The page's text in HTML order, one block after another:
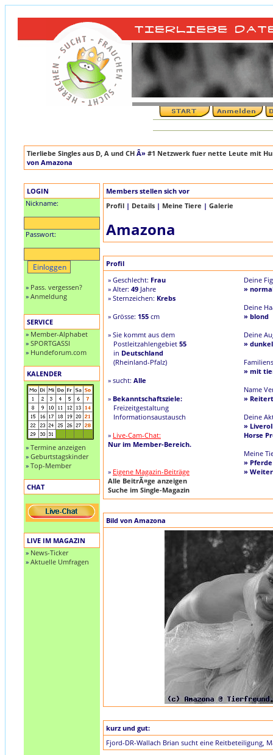
Tierliebe Singles aus D, A und CH Â» #1 Netzwerk fuer nette Leute mit
von Amazona
LOGIN
Nickname:
Passwort:
» Pass. vergessen?
» Anmeldung
SERVICE
» Member-Alphabet
» SPORTGASSI
» Hundeforum.com
KALENDER
» Termine anzeigen
» Geburtstagskinder
» Top-Member
CHAT
LIVE IM MAGAZIN
» News-Ticker
» Aktuelle Umfragen
Members stellen sich vor
Profil | Details | Meine Tiere | Galerie
Amazona
Profil
» Geschlecht: Frau
» Alter: 49 Jahre
» Sternzeichen: Krebs
» Grösse: 155 cm
» Sie kommt aus dem
Postleitzahlengebiet 55
in Deutschland
(Rheinland-Pfalz)
» sucht: Alle
» Bekanntschaftsziele:
Freizeitgestaltung
Informationsaustausch
» Live-Cam-Chat:
Nur im Member-Bereich.
» Eigene Magazin-Beiträge
Alle BeitrÃ¤ge anzeigen
Suche im Single-Magazin
Deine
»
Deine
» blond
Deine
»
» mit
Name
»
Deine
»
Horse
Meine
» Pferde
»
Bild von Amazona
kurz und gut:
Fjord-DR-Wallach Brian sucht eine Reitbeteiligung,